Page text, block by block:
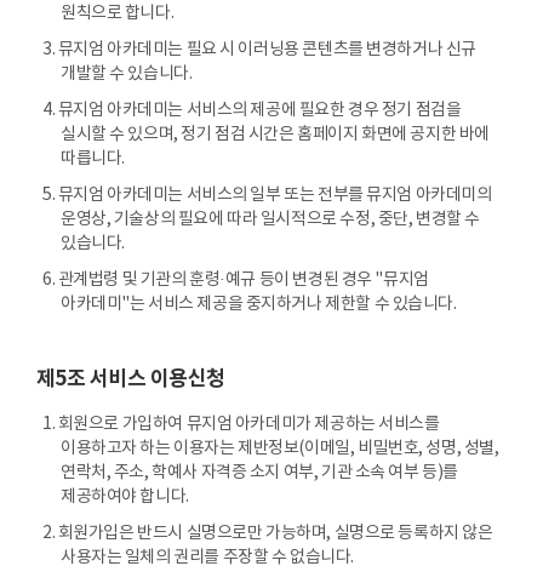
원칙으로 합니다.
3. 뮤지엄 아카데미는 필요 시 이러닝용 콘텐츠를 변경하거나 신규
개발할 수 있습니다.
4. 뮤지엄 아카데미는 서비스의 제공에 필요한 경우 정기 점검을
실시할 수 있으며, 정기 점검 시간은 홈페이지 화면에 공지한 바에
따릅니다.
5. 뮤지엄 아카데미는 서비스의 일부 또는 전부를 뮤지엄 아카데미의
운영상, 기술상의 필요에 따라 일시적으로 수정, 중단, 변경할 수
있습니다.
6. 관계법령 및 기관의 훈령·예규 등이 변경된 경우 "뮤지엄
아카데미"는 서비스 제공을 중지하거나 제한할 수 있습니다.
제5조 서비스 이용신청
1. 회원으로 가입하여 뮤지엄 아카데미가 제공하는 서비스를
이용하고자 하는 이용자는 제반정보(이메일, 비밀번호, 성명, 성별,
연락처, 주소, 학예사 자격증 소지 여부, 기관 소속 여부 등)를
제공하여야 합니다.
2. 회원가입은 반드시 실명으로만 가능하며, 실명으로 등록하지 않은
사용자는 일체의 권리를 주장할 수 없습니다.